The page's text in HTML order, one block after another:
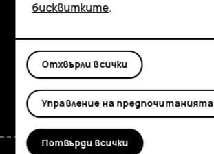
Поддръжка
FacebookInstagram
TiktokYoutube
бисквитките.
Отхвърли всички
Управление на предпочитанията
Потвърди всички